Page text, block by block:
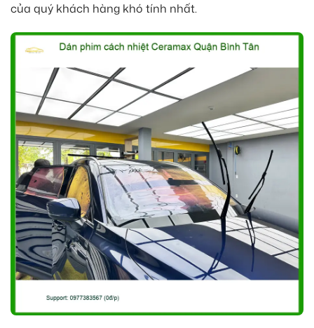
của quý khách hàng khó tính nhất.